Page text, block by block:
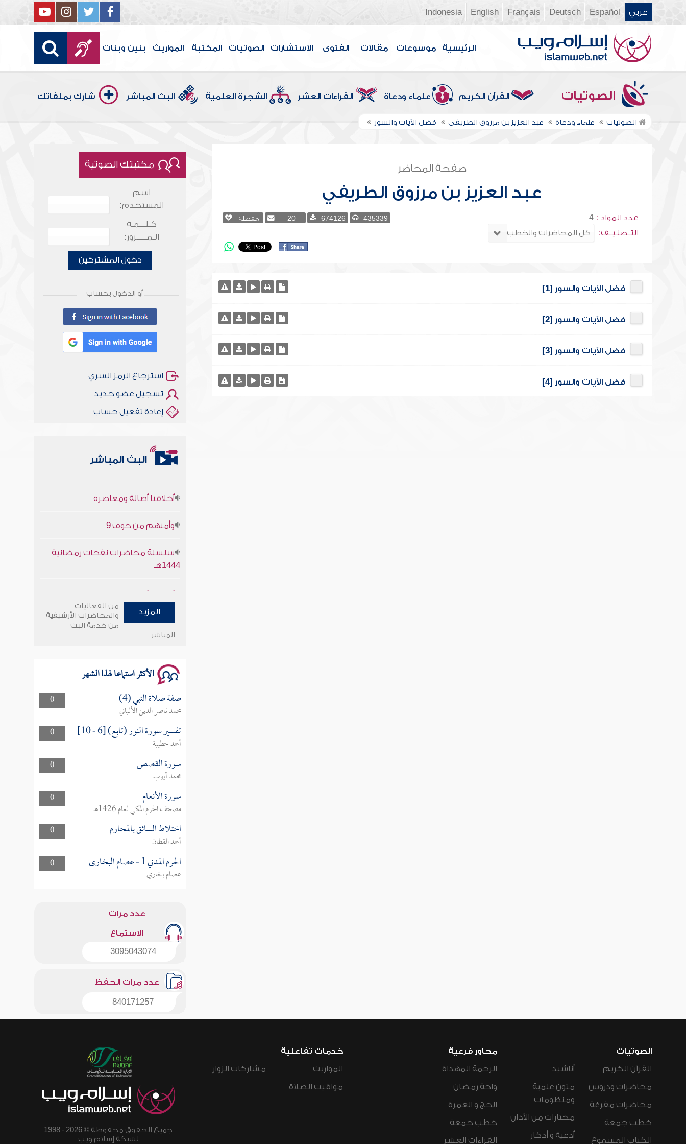
عربي Español
Deutsch
Français
English
Indonesia
الرئيسية موسوعات مقالات الفتوى الاستشارات الصوتيات المكتبة المواريث بنين وبنات
الصوتيات القرآن الكريم علماء ودعاة القراءات العشر الشجرة العلمية البث المباشر شارك بملفاتك
الصوتيات علماء ودعاة عبد العزيز بن مرزوق الطريفي فضل الآيات والسور
صفحة المحاضر
عبد العزيز بن مرزوق الطريفي
عدد المواد : 4
التــصنـيــف:
435339
674126
20 مفضلة
فضل الآيات والسور [1]
فضل الآيات والسور [2]
فضل الآيات والسور [3]
فضل الآيات والسور [4]
مكتبتك الصوتية
اسم
المستخدم:
كـلـــمـة
الـمـــــرور:
دخول المشتركين
أو الدخول بحساب
استرجاع الرمز السري
تسجيل عضو جديد
إعادة تفعيل حساب
البث المباشر
1444هـ
وأمنهم من خوف 9
سلسلة محاضرات نفحات رمضانية
المزيد
من الفعاليات
والمحاضرات الأرشيفية
من خدمة البث
المباشر
الأكثر استماعا لهذا الشهر
0 صفة صلاة النبي (4)
محمد ناصر الدين الألباني
0
تفسير سورة النور (تابع) [6 - 10]
أحمد حطيبة
0
سورة القصص
محمد أيوب
0
سورة الأنعام
مصحف الحرم المكي لعام 1426هـ
0
اختلاط السائق بالمحارم
أحمد القطان
0
الحرم المدني 1 - عصام البخارى
عصام بخاري
عدد مرات
الاستماع
3095043074
عدد مرات الحفظ
840171257
الصوتيات
القرآن الكريم
محاضرات ودروس
محاضرات مفرغة
خطب جمعة
الكتاب المسموع
أناشيد
متون علمية
ومنظومات
مختارات من الأذان
أدعية و أذكار
محاور فرعية
الرحمة المهداة
واحة رمضان
الحج و العمرة
خطب جمعة
القراءات العشر
خدمات تفاعلية
المواريث
مواقيت الصلاة
مشاركات الزوار
جميع الحقوق محفوظة © 2026 - 1998
لشبكة إسلام ويب